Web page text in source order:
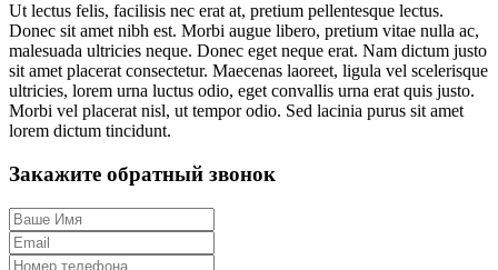
Ut lectus felis, facilisis nec erat at, pretium pellentesque lectus.
Donec sit amet nibh est. Morbi augue libero, pretium vitae nulla ac,
malesuada ultricies neque. Donec eget neque erat. Nam dictum justo
sit amet placerat consectetur. Maecenas laoreet, ligula vel scelerisque
ultricies, lorem urna luctus odio, eget convallis urna erat quis justo.
Morbi vel placerat nisl, ut tempor odio. Sed lacinia purus sit amet
lorem dictum tincidunt.
Закажите обратный звонок